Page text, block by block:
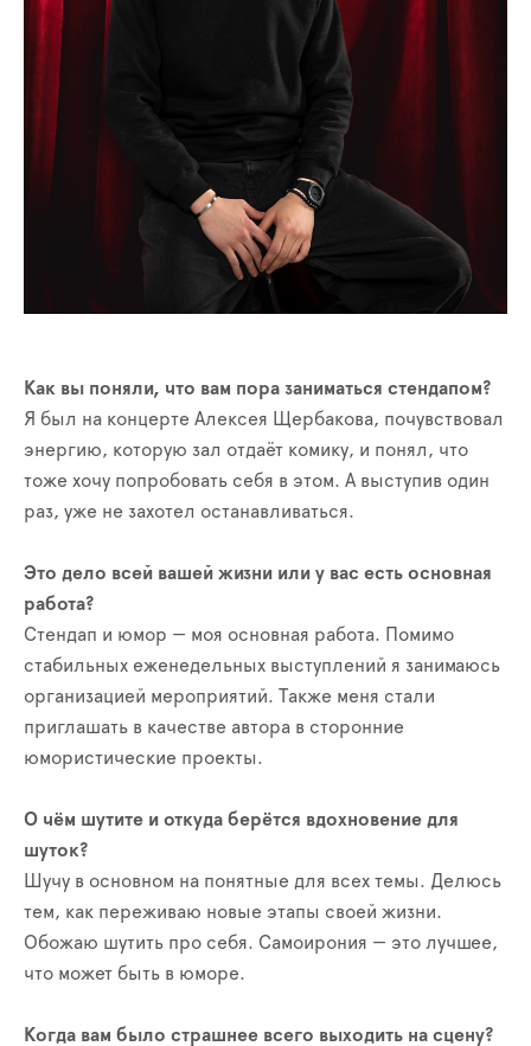
Как вы поняли, что вам пора заниматься стендапом?
Я был на концерте Алексея Щербакова, почувствовал
энергию, которую зал отдаёт комику, и понял, что
тоже хочу попробовать себя в этом. А выступив один
раз, уже не захотел останавливаться.
Это дело всей вашей жизни или у вас есть основная
работа?
Стендап и юмор — моя основная работа. Помимо
стабильных еженедельных выступлений я занимаюсь
организацией мероприятий. Также меня стали
приглашать в качестве автора в сторонние
юмористические проекты.
О чём шутите и откуда берётся вдохновение для
шуток?
Шучу в основном на понятные для всех темы. Делюсь
тем, как переживаю новые этапы своей жизни.
Обожаю шутить про себя. Самоирония — это лучшее,
что может быть в юморе.
Когда вам было страшнее всего выходить на сцену?